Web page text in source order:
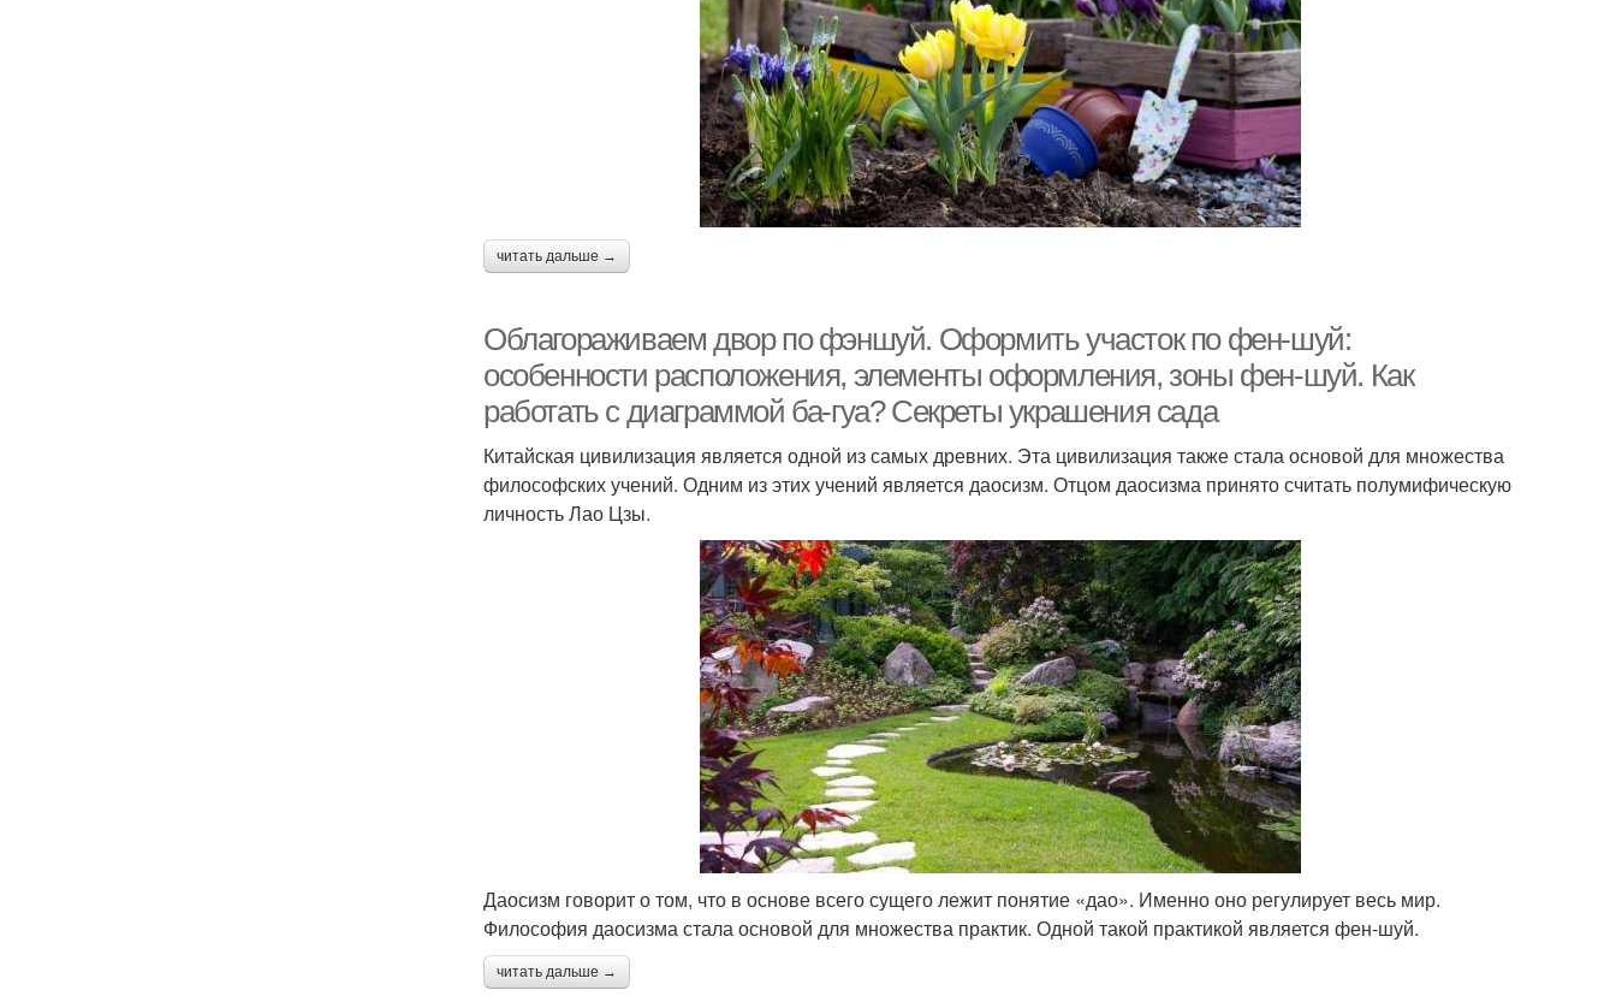
читать дальше →
Облагораживаем двор по фэншуй. Оформить участок по фен-шуй:
особенности расположения, элементы оформления, зоны фен-шуй. Как
работать с диаграммой ба-гуа? Секреты украшения сада
Китайская цивилизация является одной из самых древних. Эта цивилизация также стала основой для множества
философских учений. Одним из этих учений является даосизм. Отцом даосизма принято считать полумифическую
личность Лао Цзы.
Даосизм говорит о том, что в основе всего сущего лежит понятие «дао». Именно оно регулирует весь мир.
Философия даосизма стала основой для множества практик. Одной такой практикой является фен-шуй.
читать дальше →